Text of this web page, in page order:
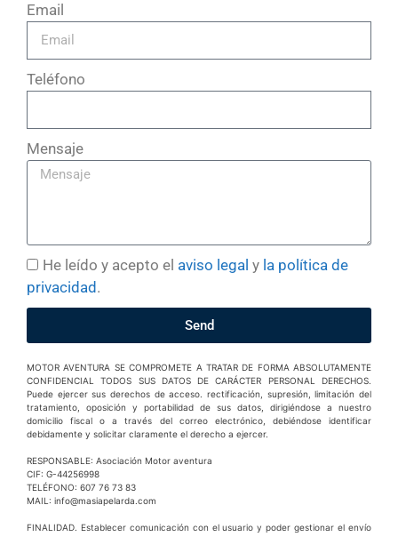
Email
Teléfono
Mensaje
He leído y acepto el aviso legal y la política de
privacidad .
Send
MOTOR AVENTURA SE COMPROMETE A TRATAR DE FORMA ABSOLUTAMENTE
CONFIDENCIAL TODOS SUS DATOS DE CARÁCTER PERSONAL DERECHOS.
Puede ejercer sus derechos de acceso. rectificación, supresión, limitación del
tratamiento, oposición y portabilidad de sus datos, dirigiéndose a nuestro
domicilio fiscal o a través del correo electrónico, debiéndose identificar
debidamente y solicitar claramente el derecho a ejercer.
RESPONSABLE: Asociación Motor aventura
CIF: G-44256998
TELÉFONO: 607 76 73 83
MAIL: info@masiapelarda.com
FINALIDAD. Establecer comunicación con el usuario y poder gestionar el envío